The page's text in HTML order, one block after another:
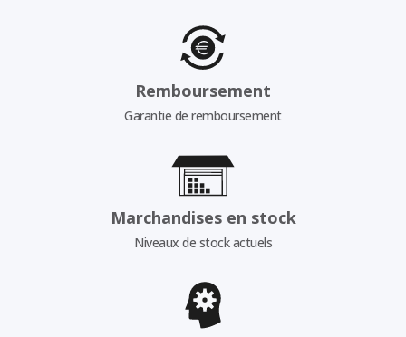
Remboursement
Garantie de remboursement
Marchandises en stock
Niveaux de stock actuels